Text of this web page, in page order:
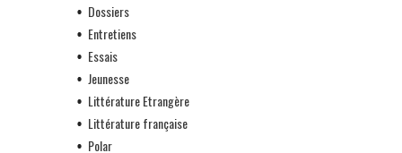
Dossiers
Entretiens
Essais
Jeunesse
Littérature Etrangère
Littérature française
Polar